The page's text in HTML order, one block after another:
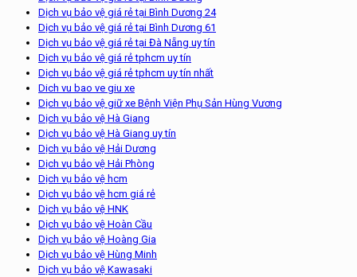
Dịch vụ bảo vệ giá rẻ tại Bình Dương 24
Dịch vụ bảo vệ giá rẻ tại Bình Dương 61
Dịch vụ bảo vệ giá rẻ tại Đà Nẵng uy tín
Dịch vụ bảo vệ giá rẻ tphcm uy tín
Dịch vụ bảo vệ giá rẻ tphcm uy tín nhất
Dich vu bao ve giu xe
Dịch vụ bảo vệ giữ xe Bệnh Viện Phụ Sản Hùng Vương
Dịch vụ bảo vệ Hà Giang
Dịch vụ bảo vệ Hà Giang uy tín
Dịch vụ bảo vệ Hải Dương
Dịch vụ bảo vệ Hải Phòng
Dịch vụ bảo vệ hcm
Dịch vụ bảo vệ hcm giá rẻ
Dịch vụ bảo vệ HNK
Dịch vụ bảo vệ Hoàn Cầu
Dịch vụ bảo vệ Hoàng Gia
Dịch vụ bảo vệ Hùng Minh
Dịch vụ bảo vệ Kawasaki